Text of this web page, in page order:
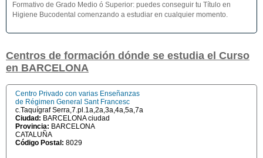
Formativo de Grado Medio ó Superior: puedes conseguir tu Título en
Higiene Bucodental comenzando a estudiar en cualquier momento.
Centros de formación dónde se estudia el Curso
en BARCELONA
Centro Privado con varias Enseñanzas
de Régimen General Sant Francesc
c.Taquígraf Serra,7.pl.1a,2a,3a,4a,5a,7a
Ciudad: BARCELONA ciudad
Provincia: BARCELONA
CATALUÑA
Código Postal: 8029